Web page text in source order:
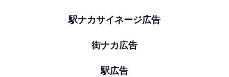
駅ナカサイネージ広告
街ナカ広告
駅広告